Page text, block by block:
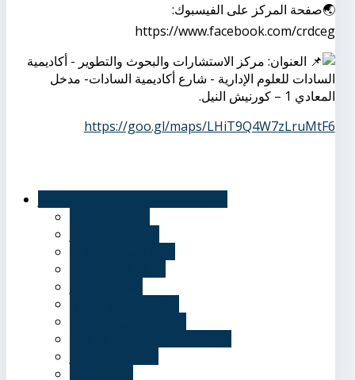
🌏صفحة المركز على الفيسبوك:
https://www.facebook.com/crdceg
العنوان: مركز الاستشارات والبحوث والتطوير - أكاديمية
السادات للعلوم الإدارية - شارع أكاديمية السادات- مدخل
المعادي 1 – كورنيش النيل.
https://goo.gl/maps/LHiT9Q4W7zLruMtF6